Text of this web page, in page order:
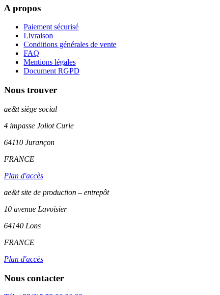
A propos
Paiement sécurisé
Livraison
Conditions générales de vente
FAQ
Mentions légales
Document RGPD
Nous trouver
ae&tsiège social
4 impasse Joliot Curie
64110 Jurançon
FRANCE
Plan d'accès
ae&t site de production – entrepôt
10 avenue Lavoisier
64140 Lons
FRANCE
Plan d'accès
Nous contacter